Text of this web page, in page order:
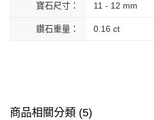
寶石尺寸： 11 - 12 mm
鑽石重量： 0.16 ct
商品相關分類 (5)